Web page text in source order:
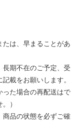
は、早まることがあ
期不在のご予定、受
載をお願いします。
った場合の再配送はで
）
品の状態を必ずご確